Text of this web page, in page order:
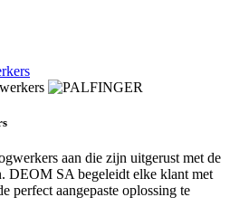
aan die zijn uitgerust met de
DEOM SA begeleidt elke klant met
perfect aangepaste oplossing te